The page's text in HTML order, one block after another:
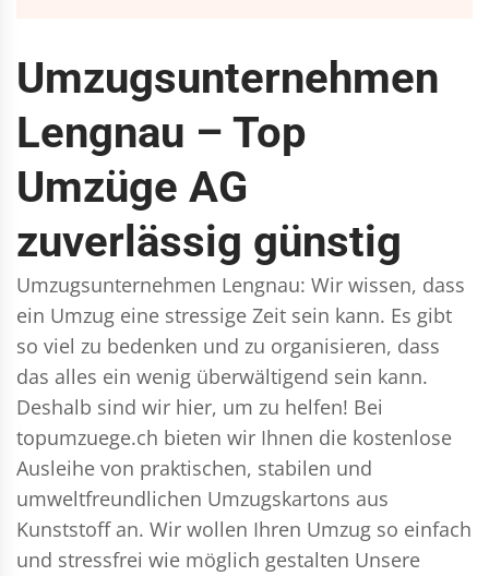
Umzugsunternehmen
Lengnau – Top
Umzüge AG
zuverlässig günstig
Umzugsunternehmen Lengnau: Wir wissen, dass
ein Umzug eine stressige Zeit sein kann. Es gibt
so viel zu bedenken und zu organisieren, dass
das alles ein wenig überwältigend sein kann.
Deshalb sind wir hier, um zu helfen! Bei
topumzuege.ch bieten wir Ihnen die kostenlose
Ausleihe von praktischen, stabilen und
umweltfreundlichen Umzugskartons aus
Kunststoff an. Wir wollen Ihren Umzug so einfach
und stressfrei wie möglich gestalten Unsere